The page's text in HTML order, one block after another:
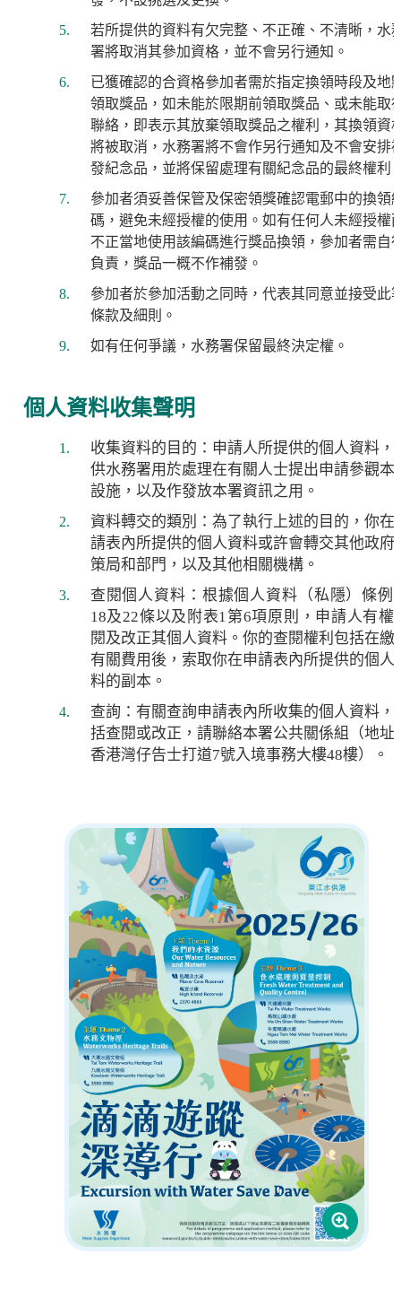
若所提供的資料有欠完整、不正確、不清晰，水
署將取消其參加資格，並不會另行通知。
已獲確認的合資格參加者需於指定換領時段及地
領取獎品，如未能於限期前領取獎品、或未能取
聯絡，即表示其放棄領取獎品之權利，其換領資
將被取消，水務署將不會作另行通知及不會安排
發紀念品，並將保留處理有關紀念品的最終權利
參加者須妥善保管及保密領獎確認電郵中的換領
碼，避免未經授權的使用。如有任何人未經授權
不正當地使用該編碼進行獎品換領，參加者需自
負責，獎品一概不作補發。
參加者於參加活動之同時，代表其同意並接受此
條款及細則。
如有任何爭議，水務署保留最終決定權。
個人資料收集聲明
收集資料的目的：申請人所提供的個人資料，
供水務署用於處理在有關人士提出申請參觀本
設施，以及作發放本署資訊之用。
資料轉交的類別：為了執行上述的目的，你在
請表內所提供的個人資料或許會轉交其他政府
策局和部門，以及其他相關機構。
查閱個人資料：根據個人資料（私隱）條例
18及22條以及附表1第6項原則，申請人有權
閱及改正其個人資料。你的查閱權利包括在繳
有關費用後，索取你在申請表內所提供的個人
料的副本。
查詢：有關查詢申請表內所收集的個人資料，
括查閱或改正，請聯絡本署公共關係組（地址
香港灣仔告士打道7號入境事務大樓48樓）。